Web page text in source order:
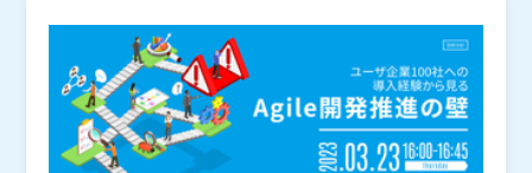
のドキュメントは今後の開発フェーズでも活用できるた
め、中長期的に開発品質を高水準に保ち続ける用途とし
ても活用できます。 開発プロジェクトのスピード感を
保ちつつ、品質も確保するバランスの取り方を学びたい
方はぜひご参加ください。
号)を変更いたしました。 掲載のデータおよび講演内容
は発表当時のものです。
バルテス株式会社（）
株式会社オープンソース活用研究所（
） マジセミ株式
会社（）